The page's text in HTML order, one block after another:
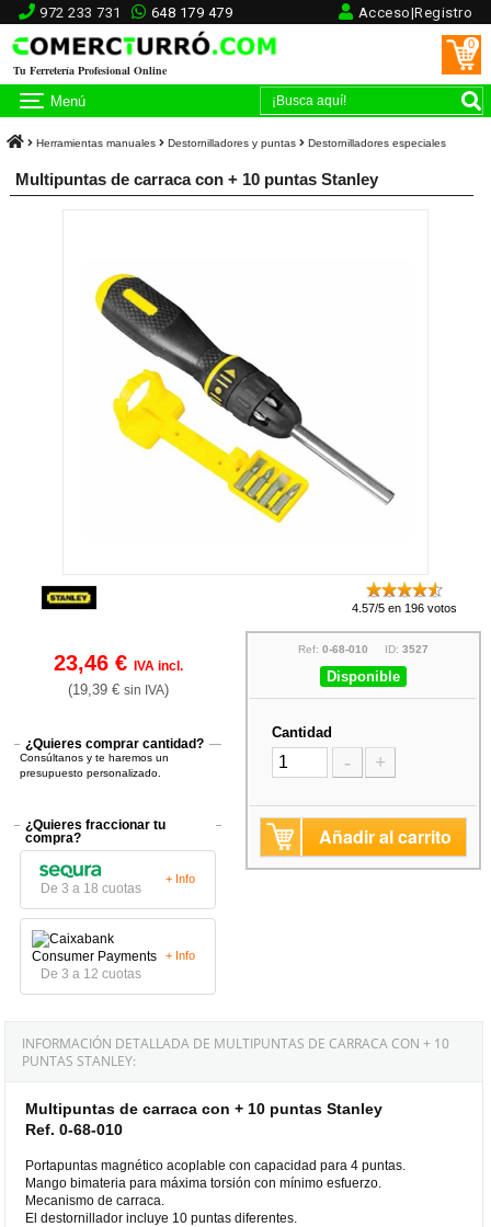
972 233 731 648 179 479 Acceso|Registro
Tu Ferretería Profesional Online
0
Menú
Herramientas manuales Destornilladores y puntas Destornilladores especiales
Multipuntas de carraca con + 10 puntas Stanley
4.57/5 en 196 votos
23,46 € IVA incl.
(19,39 € sin IVA)
¿Quieres comprar cantidad?
Consúltanos y te haremos un
presupuesto personalizado.
¿Quieres fraccionar tu
compra?
De 3 a 18 cuotas
+ Info
De 3 a 12 cuotas
+ Info
Ref: 0-68-010 ID: 3527
Disponible
Cantidad
- +
Añadir al carrito
INFORMACIÓN DETALLADA DE MULTIPUNTAS DE CARRACA CON + 10
PUNTAS STANLEY:
Multipuntas de carraca con + 10 puntas Stanley
Ref. 0-68-010
Portapuntas magnético acoplable con capacidad para 4 puntas.
Mango bimateria para máxima torsión con mínimo esfuerzo.
Mecanismo de carraca.
El destornillador incluye 10 puntas diferentes.